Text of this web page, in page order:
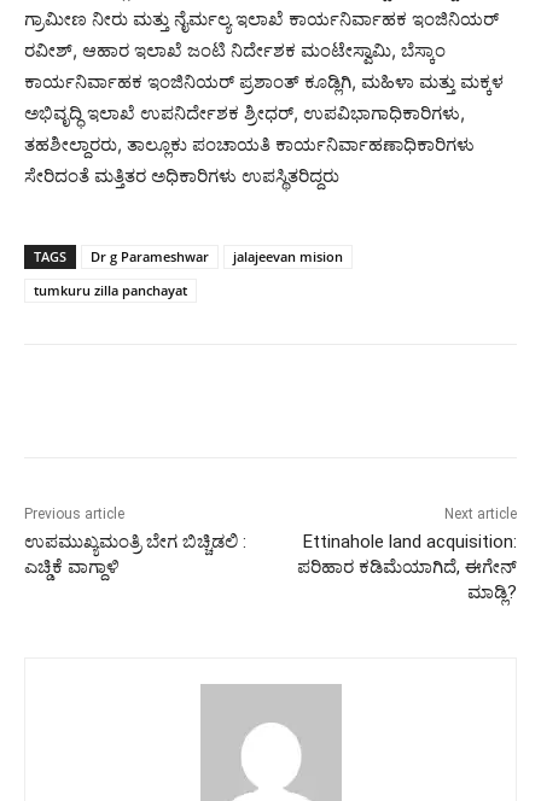
ಗ್ರಾಮೀಣ ನೀರು ಮತ್ತು ನೈರ್ಮಲ್ಯ ಇಲಾಖೆ ಕಾರ್ಯನಿರ್ವಾಹಕ ಇಂಜಿನಿಯರ್
ರವೀಶ್, ಆಹಾರ ಇಲಾಖೆ ಜಂಟಿ ನಿರ್ದೇಶಕ ಮಂಟೇಸ್ವಾಮಿ, ಬೆಸ್ಕಾಂ
ಕಾರ್ಯನಿರ್ವಾಹಕ ಇಂಜಿನಿಯರ್ ಪ್ರಶಾಂತ್ ಕೂಡ್ಲಿಗಿ, ಮಹಿಳಾ ಮತ್ತು ಮಕ್ಕಳ
ಅಭಿವೃದ್ಧಿ ಇಲಾಖೆ ಉಪನಿರ್ದೇಶಕ ಶ್ರೀಧರ್, ಉಪವಿಭಾಗಾಧಿಕಾರಿಗಳು,
ತಹಶೀಲ್ದಾರರು, ತಾಲ್ಲೂಕು ಪಂಚಾಯತಿ ಕಾರ್ಯನಿರ್ವಾಹಣಾಧಿಕಾರಿಗಳು
ಸೇರಿದಂತೆ ಮತ್ತಿತರ ಅಧಿಕಾರಿಗಳು ಉಪಸ್ಥಿತರಿದ್ದರು
TAGS Dr g Parameshwar
jalajeevan mision
tumkuru zilla panchayat
Previous article
ಉಪಮುಖ್ಯಮಂತ್ರಿ ಬೇಗ ಬಿಚ್ಚಿಡಲಿ :
ಎಚ್ಡಿಕೆ ವಾಗ್ದಾಳಿ
Next article
Ettinahole land acquisition:
ಪರಿಹಾರ ಕಡಿಮೆಯಾಗಿದೆ, ಈಗೇನ್
ಮಾಡ್ಲಿ?